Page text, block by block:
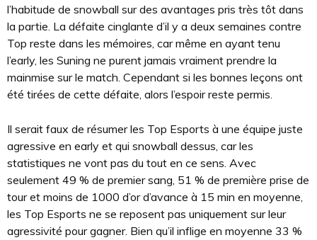
l’habitude de snowball sur des avantages pris très tôt dans
la partie. La défaite cinglante d’il y a deux semaines contre
Top reste dans les mémoires, car même en ayant tenu
l’early, les Suning ne purent jamais vraiment prendre la
mainmise sur le match. Cependant si les bonnes leçons ont
été tirées de cette défaite, alors l’espoir reste permis.
Il serait faux de résumer les Top Esports à une équipe juste
agressive en early et qui snowball dessus, car les
statistiques ne vont pas du tout en ce sens. Avec
seulement 49 % de premier sang, 51 % de première prise de
tour et moins de 1000 d’or d’avance à 15 min en moyenne,
les Top Esports ne se reposent pas uniquement sur leur
agressivité pour gagner. Bien qu’il inflige en moyenne 33 %